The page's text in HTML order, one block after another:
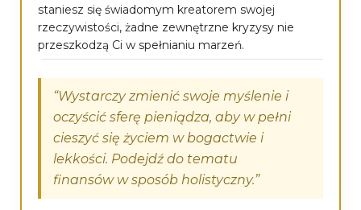
staniesz się świadomym kreatorem swojej
rzeczywistości, żadne zewnętrzne kryzysy nie
przeszkodzą Ci w spełnianiu marzeń.
“Wystarczy zmienić swoje myślenie i
oczyścić sferę pieniądza, aby w pełni
cieszyć się życiem w bogactwie i
lekkości. Podejdź do tematu
finansów w sposób holistyczny.”